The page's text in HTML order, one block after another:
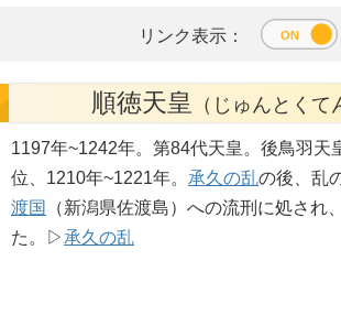
リンク表示：
順徳天皇 （じゅんとくて
1197年~1242年。第84代天皇。後鳥羽天
位、1210年~1221年。 承久の乱の後、乱
渡国
（新潟県佐渡島）への流刑に処され
た。▷ 承久の乱